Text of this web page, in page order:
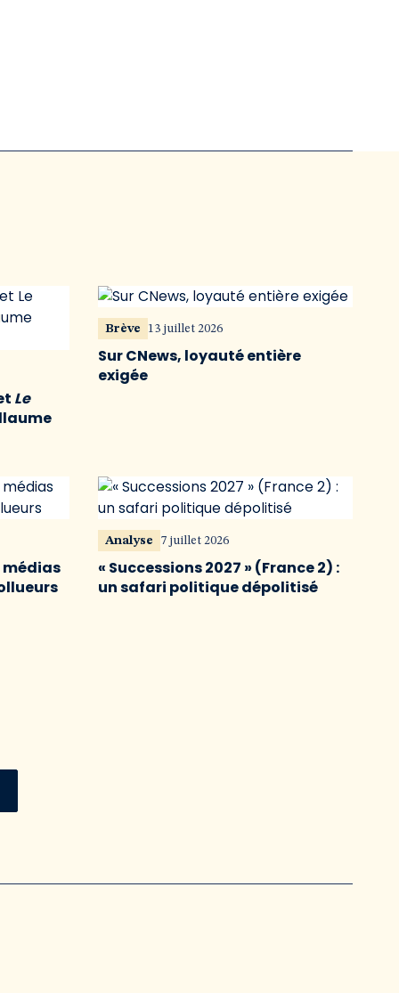
Le
Brève 13 juillet 2026
Sur CNews, loyauté entière
exigée
médias
Analyse 7 juillet 2026
« Successions 2027 » (France 2) :
un safari politique dépolitisé